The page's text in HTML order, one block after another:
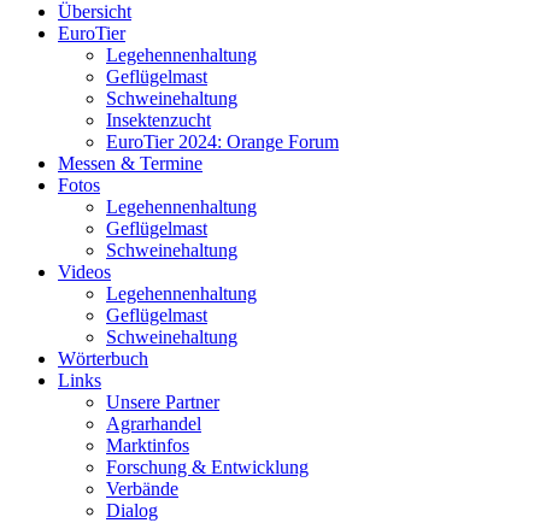
Übersicht
EuroTier
Legehennenhaltung
Geflügelmast
Schweinehaltung
Insektenzucht
EuroTier 2024: Orange Forum
Messen & Termine
Fotos
Legehennenhaltung
Geflügelmast
Schweinehaltung
Videos
Legehennenhaltung
Geflügelmast
Schweinehaltung
Wörterbuch
Links
Unsere Partner
Agrarhandel
Marktinfos
Forschung & Entwicklung
Verbände
Dialog